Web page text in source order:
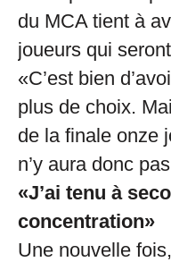
du MCA tient à
joueurs qui
«C’est bien
plus de choix.
de la finale onze
n’y aura donc
«J’ai tenu à
concentration»
Une nouvelle